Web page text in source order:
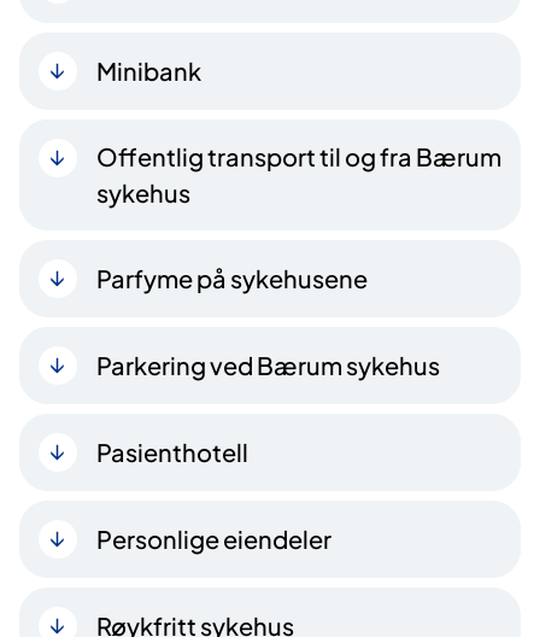
Minibank
Offentlig transport til og fra Bærum
sykehus
Parfyme på sykehusene
Parkering ved Bærum sykehus
Pasienthotell
Personlige eiendeler
Røykfritt sykehus